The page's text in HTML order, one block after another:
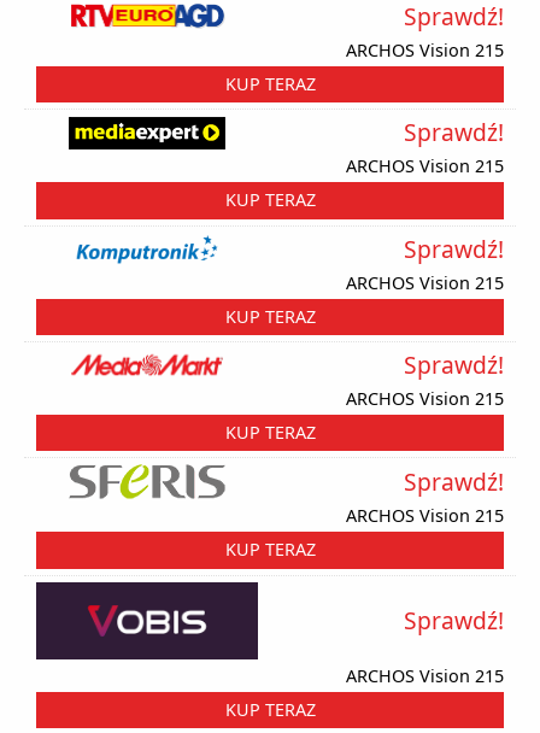
ARCHOS Vision 215
Sprawdź!
KUP TERAZ
ARCHOS Vision 215
Sprawdź!
KUP TERAZ
ARCHOS Vision 215
Sprawdź!
KUP TERAZ
ARCHOS Vision 215
Sprawdź!
KUP TERAZ
ARCHOS Vision 215
Sprawdź!
KUP TERAZ
ARCHOS Vision 215
Sprawdź!
KUP TERAZ